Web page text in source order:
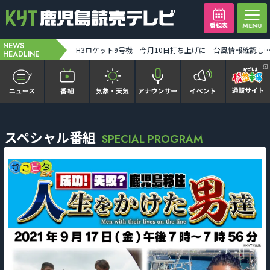
番組表
NEWS
HEADLINE 【ミッフィー】1万人突破記念セレモニー「ディック・ブルーナに学ぶモダン・アート」8月末まで [2026-08-07 19:31:00] H3ロケット9号機 今月10日打ち上げに 台風情報確認しながら最終判断 みちびき7号機搭載 [2026-08-07 19:32:00]
KYT news every かごしま
かごしまソロ活
It推しTV
番組表を見る
スペシャル番組 SPECIAL PROGRAM